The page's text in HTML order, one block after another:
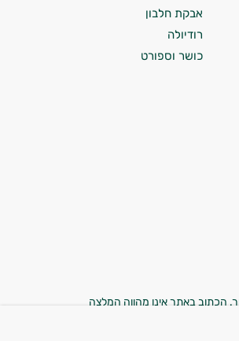
אבקת חלבון
רודיולה
כושר וספורט
הכתוב באתר אינו מהווה המלצה
בלבד.